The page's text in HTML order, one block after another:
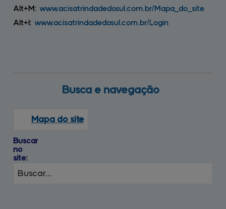
Alt+M: www.acisatrindadedosul.com.br/Mapa_do_site
Alt+I: www.acisatrindadedosul.com.br/Login
Busca e navegação
Mapa do site
Buscar
no
site: